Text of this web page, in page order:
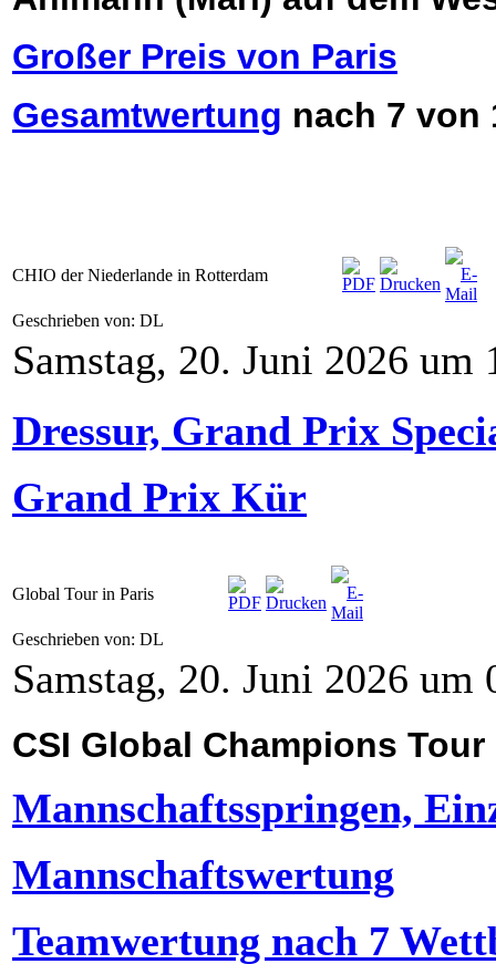
Großer Preis von Paris
Gesamtwertung nach 7 von
CHIO der Niederlande in Rotterdam
Geschrieben von: DL
Samstag, 20. Juni 2026 um
Dressur, Grand Prix
Grand Prix Kür
Global Tour in Paris
Geschrieben von: DL
Samstag, 20. Juni 2026 um
CSI Global Champions Tour
Mannschaftsspringen,
Mannschaftswertung
Teamwertung nach 7